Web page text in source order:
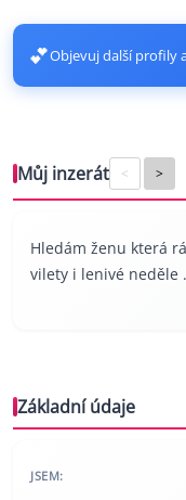
💕Objevuj další profily
Můj inzerát < >
Hledám ženu která
vilety i lenivé neděle .
Základní údaje
JSEM: